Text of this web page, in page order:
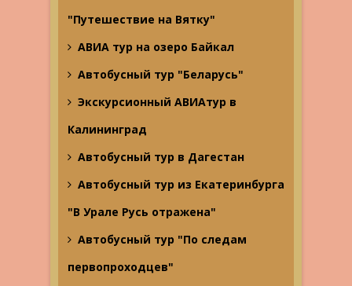
"Путешествие на Вятку"
АВИА тур на озеро Байкал
Автобусный тур "Беларусь"
Экскурсионный АВИАтур в
Калининград
Автобусный тур в Дагестан
Автобусный тур из Екатеринбурга
"В Урале Русь отражена"
Автобусный тур "По следам
первопроходцев"